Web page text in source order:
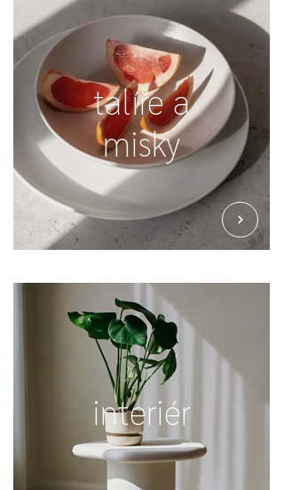
talíře a
misky
interiér